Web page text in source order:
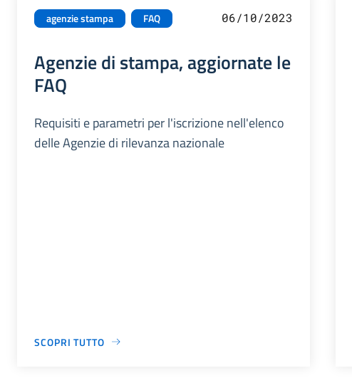
agenzie stampa FAQ 06/10/2023
Agenzie di stampa, aggiornate le
FAQ
Requisiti e parametri per l'iscrizione nell'elenco
delle Agenzie di rilevanza nazionale
SCOPRI TUTTO